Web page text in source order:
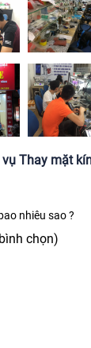
Thay mặt
nhiêu sao ?
chọn)